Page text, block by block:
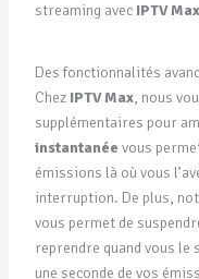
streaming avec IPTV Max
Des fonctionnalités
Chez IPTV Max, nous
supplémentaires pour
instantanée vous
émissions là où vous
interruption. De plus,
vous permet de
reprendre quand vous le
une seconde de vos